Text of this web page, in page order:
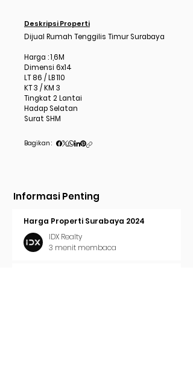
Deskripsi Properti
Dijual Rumah Tenggilis Timur Surabaya
Harga : 1,6M
Dimensi 6x14
LT 86 / LB 110
KT 3 / KM 3
Tingkat 2 Lantai
Hadap Selatan
Surat SHM
Bagikan :
Informasi Penting
Harga Properti Surabaya 2024
IDX Realty
3 menit membaca